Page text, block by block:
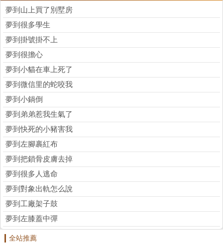
夢到山上買了別墅房
夢到很多學生
夢到掛號掛不上
夢到很擔心
夢到小貓在車上死了
夢到微信里的蛇咬我
夢到小鍋倒
夢到弟弟惹我生氣了
夢到快死的小豬害我
夢到左腳裹紅布
夢到把鎖骨皮膚去掉
夢到很多人逃命
夢到對象出軌怎么說
夢到工廠架子鼓
夢到左膝蓋中彈
全站推薦